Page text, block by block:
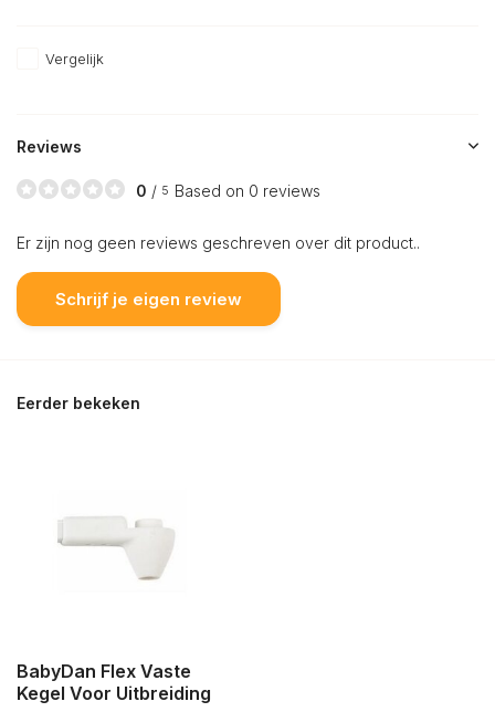
Vergelijk
Reviews
0 / 5 Based on 0 reviews
Er zijn nog geen reviews geschreven over dit product..
Schrijf je eigen review
Eerder bekeken
BabyDan Flex Vaste
Kegel Voor Uitbreiding